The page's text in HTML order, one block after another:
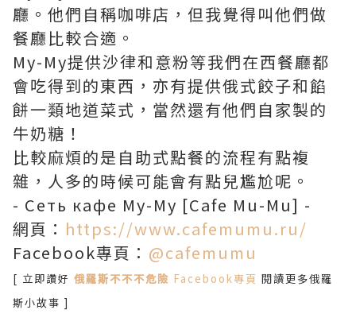
廳。他們自稱咖啡店，但我覺得叫他們做
餐廳比較合適。
Му-Му提供沙律和意粉等我們在西餐廳都
會吃得到的東西，亦有提供俄式餃子和餡
餅一類地道菜式，當然還有他們自家製的
牛奶糖！
比較麻煩的是自助式點餐的流程有點複
雜，人多的時候可能會有點兒尷尬呢。
- Сеть кафе Му-Му [Cafe Mu-Mu] -
網頁： https://www.cafemumu.ru/
Facebook專頁： @cafemumu
[ 立即讚好 俄羅斯不不不危險 Facebook專頁 閱讀更多俄羅
斯小故事 ]